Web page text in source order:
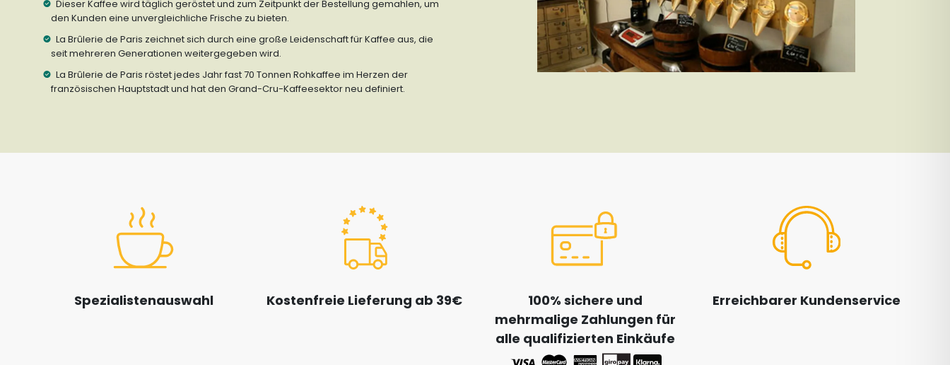
Dieser Kaffee wird täglich geröstet und zum Zeitpunkt der Bestellung gemahlen, um
den Kunden eine unvergleichliche Frische zu bieten.
La Brûlerie de Paris zeichnet sich durch eine große Leidenschaft für Kaffee aus, die
seit mehreren Generationen weitergegeben wird.
La Brûlerie de Paris röstet jedes Jahr fast 70 Tonnen Rohkaffee im Herzen der
französischen Hauptstadt und hat den Grand-Cru-Kaffeesektor neu definiert.
Spezialistenauswahl Kostenfreie Lieferung ab 39€
100% sichere und
mehrmalige Zahlungen für
alle qualifizierten Einkäufe
Erreichbarer Kundenservice